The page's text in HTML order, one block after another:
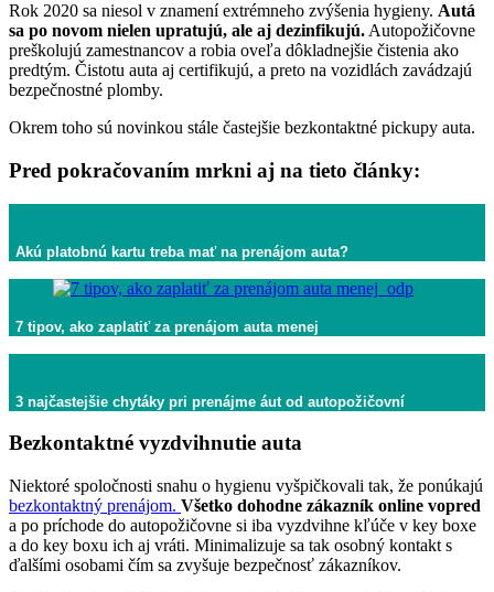
Rok 2020 sa niesol v znamení extrémneho zvýšenia hygieny. Autá
sa po novom nielen upratujú, ale aj dezinfikujú. Autopožičovne
preškolujú zamestnancov a robia oveľa dôkladnejšie čistenia ako
predtým. Čistotu auta aj certifikujú, a preto na vozidlách zavádzajú
bezpečnostné plomby.
Okrem toho sú novinkou stále častejšie bezkontaktné pickupy auta.
Pred pokračovaním mrkni aj na tieto články:
Akú platobnú kartu treba mať na prenájom auta?
7 tipov, ako zaplatiť za prenájom auta menej
3 najčastejšie chytáky pri prenájme áut od autopožičovní
Bezkontaktné vyzdvihnutie auta
Niektoré spoločnosti snahu o hygienu vyšpičkovali tak, že ponúkajú
bezkontaktný prenájom. Všetko dohodne zákazník online vopred
a po príchode do autopožičovne si iba vyzdvihne kľúče v key boxe
a do key boxu ich aj vráti. Minimalizuje sa tak osobný kontakt s
ďalšími osobami čím sa zvyšuje bezpečnosť zákazníkov.